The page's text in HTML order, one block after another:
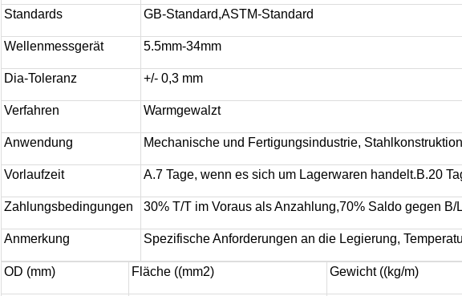
Standards GB-Standard,ASTM-Standard
Wellenmessgerät 5.5mm-34mm
Dia-Toleranz +/- 0,3 mm
Verfahren Warmgewalzt
Anwendung Mechanische und Fertigungsindustrie,
Vorlaufzeit A.7 Tage, wenn es sich um Lagerwaren handelt.B.20
Zahlungsbedingungen 30% T/T im Voraus als Anzahlung,70% Saldo gegen
Anmerkung Spezifische Anforderungen an die Legierung,
OD (mm) Fläche ((mm2) Gewicht ((kg/m)